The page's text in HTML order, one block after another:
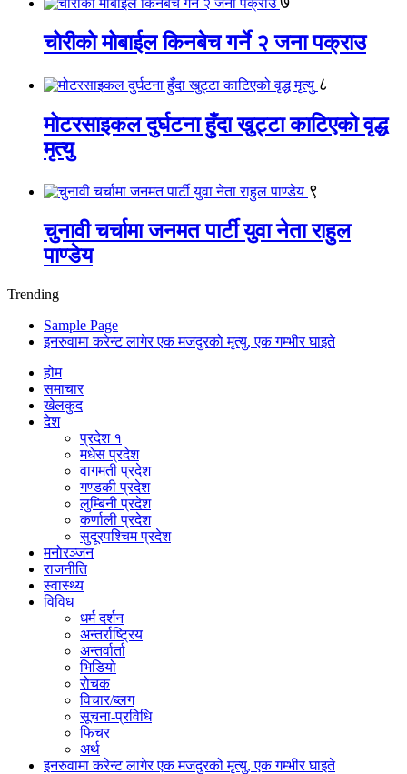
चोरीको मोबाईल किनबेच गर्ने २ जना पक्राउ
८
मोटरसाइकल दुर्घटना हुँदा खुट्टा काटिएको वृद्ध
मृत्यु
९
चुनावी चर्चामा जनमत पार्टी युवा नेता राहुल
पाण्डेय
Trending
Sample Page
इनरुवामा करेन्ट लागेर एक मजदुरको मृत्यु, एक गम्भीर घाइते
होम
समाचार
खेलकुद
देश
प्रदेश १
मधेस प्रदेश
वागमती प्रदेश
गण्डकी प्रदेश
लुम्बिनी प्रदेश
कर्णाली प्रदेश
सुदूरपश्चिम प्रदेश
मनोरञ्जन
राजनीति
स्वास्थ्य
विविध
धर्म दर्शन
अन्तर्राष्ट्रिय
अन्तर्वार्ता
भिडियो
रोचक
विचार/ब्लग
सूचना-प्रविधि
फिचर
अर्थ
इनरुवामा करेन्ट लागेर एक मजदुरको मृत्यु, एक गम्भीर घाइते